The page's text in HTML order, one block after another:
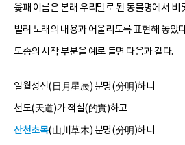
윷패 이름은 본래 우리말로 된 동물명에서 비
빌려 노래의 내용과 어울리도록 표현해 놓았
도송의 시작 부분을 예로 들면 다음과 같다.
일월성신(日月星辰) 분명(分明)하니
천도(天道)가 적실(的實)하고
산천초목(山川草木) 분명(分明)하니